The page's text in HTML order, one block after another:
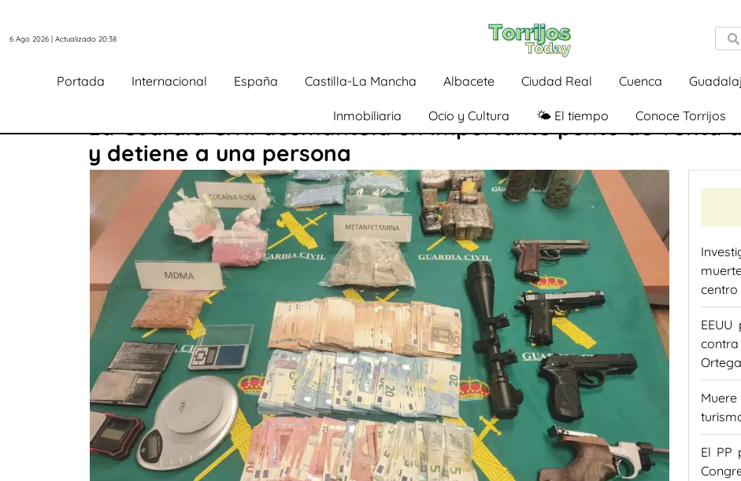
6 Ago 2026 | Actualizado 20:38
Portada Internacional España Castilla-La Mancha Albacete Ciudad Real Cuenca
Inmobiliaria Ocio y Cultura 🌤️ El tiempo Conoce Torrijos
La Guardia Civil desmantela un importante punto de venta
y detiene a una persona
centro
El PP